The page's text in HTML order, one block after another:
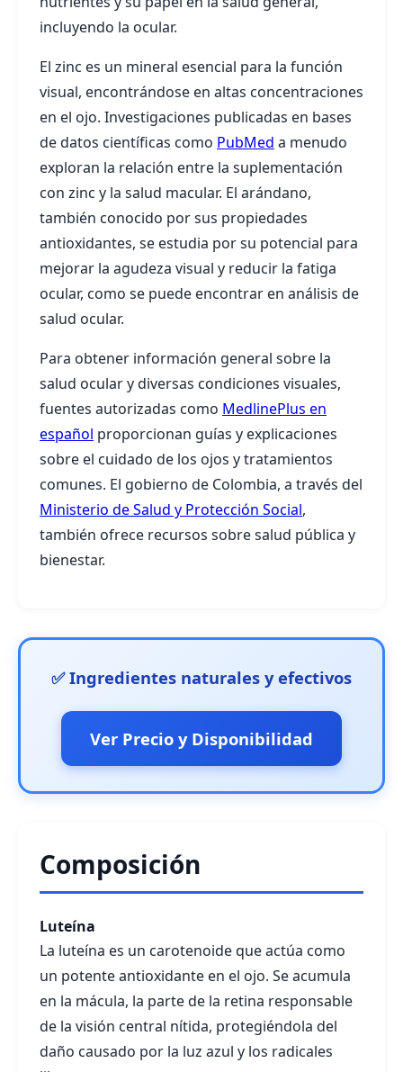
incluyendo la ocular.
El zinc es un mineral esencial para la función
visual, encontrándose en altas concentraciones
en el ojo. Investigaciones publicadas en bases
de datos científicas como PubMed a menudo
exploran la relación entre la suplementación
con zinc y la salud macular. El arándano,
también conocido por sus propiedades
antioxidantes, se estudia por su potencial para
mejorar la agudeza visual y reducir la fatiga
ocular, como se puede encontrar en análisis de
salud ocular.
Para obtener información general sobre la
salud ocular y diversas condiciones visuales,
fuentes autorizadas como MedlinePlus en
español proporcionan guías y explicaciones
sobre el cuidado de los ojos y tratamientos
comunes. El gobierno de Colombia, a través del
Ministerio de Salud y Protección Social,
también ofrece recursos sobre salud pública y
bienestar.
✅ Ingredientes naturales y efectivos
Ver Precio y Disponibilidad
Composición
Luteína
La luteína es un carotenoide que actúa como
un potente antioxidante en el ojo. Se acumula
en la mácula, la parte de la retina responsable
de la visión central nítida, protegiéndola del
daño causado por la luz azul y los radicales